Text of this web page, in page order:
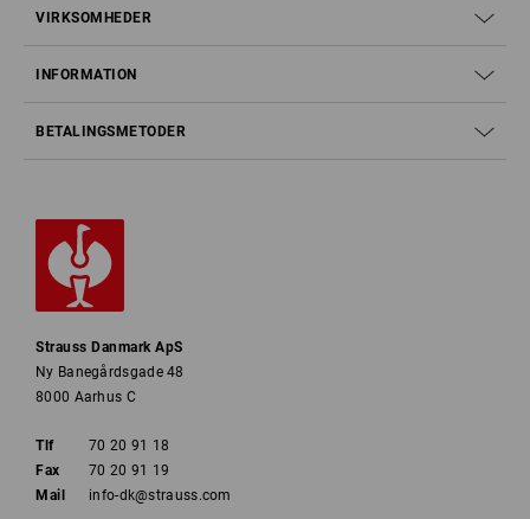
VIRKSOMHEDER
INFORMATION
BETALINGSMETODER
Strauss Danmark ApS
Ny Banegårdsgade 48
8000 Aarhus C
Tlf
70 20 91 18
Fax
70 20 91 19
Mail
info-dk@strauss.com